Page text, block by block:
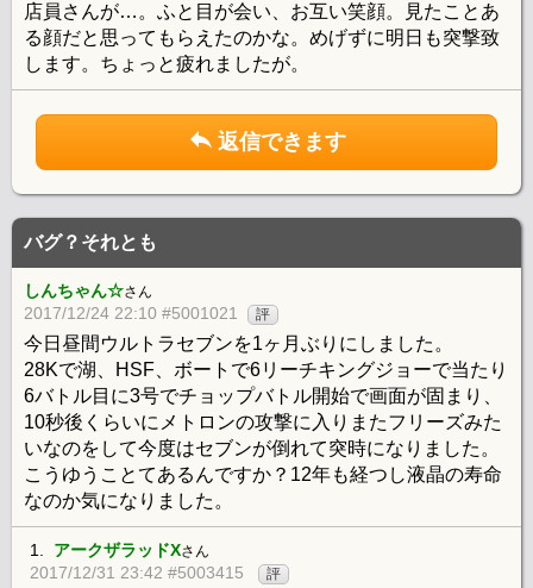
店員さんが…。ふと目が会い、お互い笑顔。見たことあ
る顔だと思ってもらえたのかな。めげずに明日も突撃致
します。ちょっと疲れましたが。
返信できます
バグ？それとも
しんちゃん☆さん
2017/12/24 22:10 #5001021 評
今日昼間ウルトラセブンを1ヶ月ぶりにしました。
28Kで湖、HSF、ボートで6リーチキングジョーで当たり
6バトル目に3号でチョップバトル開始で画面が固まり、
10秒後くらいにメトロンの攻撃に入りまたフリーズみた
いなのをして今度はセブンが倒れて突時になりました。
こうゆうことてあるんですか？12年も経つし液晶の寿命
なのか気になりました。
1. アークザラッドXさん
2017/12/31 23:42 #5003415 評